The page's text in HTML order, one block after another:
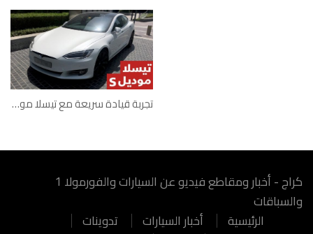
تجربة قيادة سريعة مع تيسلا موديل أس
كراج - أخبار ومقاطع فيديو عن السيارات والفورمولا 1
والسباقات
الرئيسية
أخبار السيارات
تدوينات